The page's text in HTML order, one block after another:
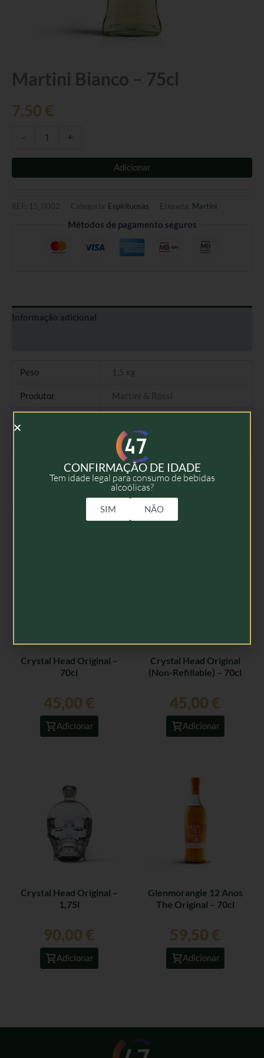
Martini Bianco – 75cl
7,50 €
-
Quantidade
de
Bianco
+
Adicionar
REF: 15_0002 Categoria: Espirituosas Etiqueta: Martini
Métodos de pagamento seguros
Informação adicional
Peso 1,5 kg
Produtor Martini & Rossi
75cl
Produtos Relacionados
Crystal Head Original –
70cl
45,00 €
Adicionar
Crystal Head Original
(Non-Refillable) – 70cl
45,00 €
Adicionar
Crystal Head Original –
1,75l
90,00 €
Adicionar
Glenmorangie 12 Anos
The Original – 70cl
59,50 €
Adicionar
CONFIRMAÇÃO DE IDADE
Tem idade legal para consumo de bebidas
alcoólicas?
SIM NÃO